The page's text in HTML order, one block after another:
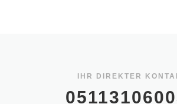
IHR DIREKTER